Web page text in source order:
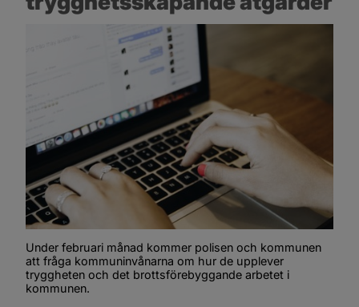
Under februari månad kommer polisen och kommunen
att fråga kommuninvånarna om hur de upplever
tryggheten och det brottsförebyggande arbetet i
kommunen.